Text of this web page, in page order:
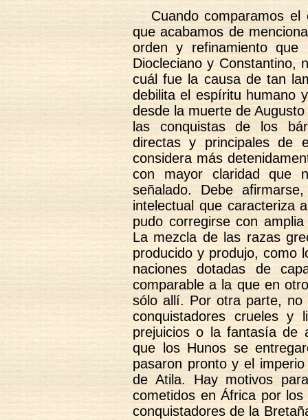
Cuando comparamos
que acabamos de
orden y refinamiento
Diocleciano y Constantino,
cuál fue la causa de tan
debilita el espíritu humano
desde la muerte de
las conquistas de los
directas y principales de
considera más
con mayor claridad que
señalado. Debe
intelectual que caracteriza
pudo corregirse con
La mezcla de las razas
producido y produjo, como
naciones dotadas de
comparable a la que en
sólo allí. Por otra parte, no
conquistadores crueles y
prejuicios o la fantasía de
que los Hunos se
pasaron pronto y el
de Atila. Hay motivos
cometidos en África por
conquistadores de la